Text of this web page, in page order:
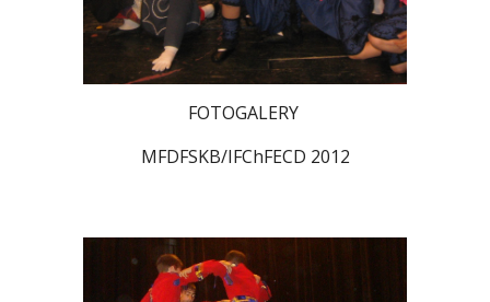
FOTOGALERY
MFDFSKB/IFChFECD 2012